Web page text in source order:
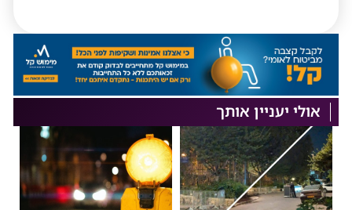
אולי יעניין אותך